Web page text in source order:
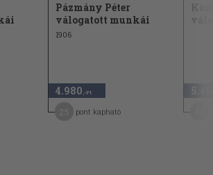
Pázmány Péter
válogatott munkái
1906
4.980 ,-Ft
pont kapható